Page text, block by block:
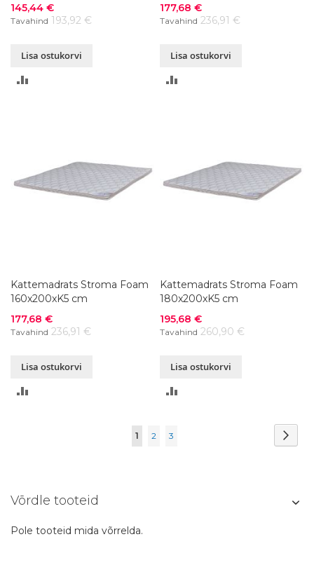
Soodushind
145,44 €
Tavahind 193,92 €
Lisa ostukorvi
Soodushind
177,68 €
Tavahind 236,91 €
Lisa ostukorvi
Kattemadrats Stroma Foam
160x200xK5 cm
Soodushind
177,68 €
Tavahind 236,91 €
Lisa ostukorvi
Kattemadrats Stroma Foam
180x200xK5 cm
Soodushind
195,68 €
Tavahind 260,90 €
Lisa ostukorvi
Page
You're
1 Page
2 Page
3
Võrdle tooteid
Pole tooteid mida võrrelda.